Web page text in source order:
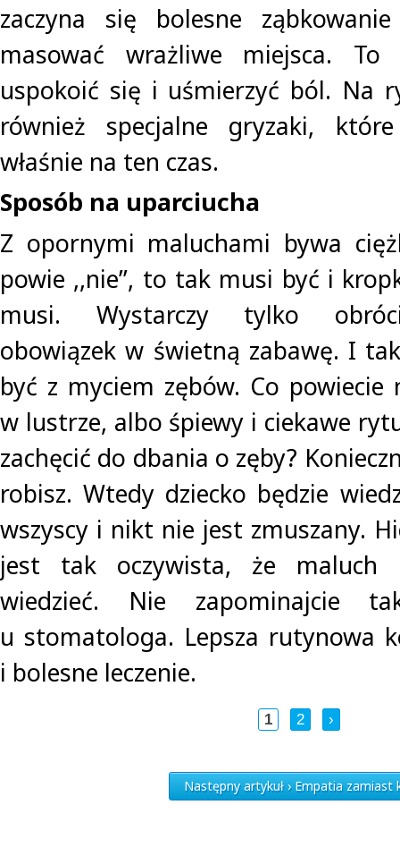
zaczyna się bolesne
masować wrażliwe miejsca. To
uspokoić się i uśmierzyć ból. Na
również specjalne gryzaki,
właśnie na ten czas.
Sposób na uparciucha
Z opornymi maluchami bywa
powie ,,nie’’, to tak musi być i
musi. Wystarczy tylko
obowiązek w świetną zabawę. I
być z myciem zębów. Co powiecie
w lustrze, albo śpiewy i ciekawe
zachęcić do dbania o zęby?
robisz. Wtedy dziecko będzie
wszyscy i nikt nie jest zmuszany.
jest tak oczywista, że
wiedzieć. Nie zapominajcie
u stomatologa. Lepsza rutynowa
i bolesne leczenie.
1 2 ›
Następny artykuł › Empatia zamiast